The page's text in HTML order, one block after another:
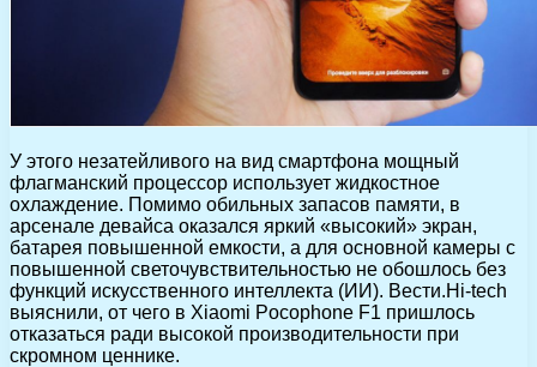
У этого незатейливого на вид смартфона мощный
флагманский процессор использует жидкостное
охлаждение. Помимо обильных запасов памяти, в
арсенале девайса оказался яркий «высокий» экран,
батарея повышенной емкости, а для основной камеры с
повышенной светочувствительностью не обошлось без
функций искусственного интеллекта (ИИ). Вести.Hi-tech
выяснили, от чего в Xiaomi Pocophone F1 пришлось
отказаться ради высокой производительности при
скромном ценнике.